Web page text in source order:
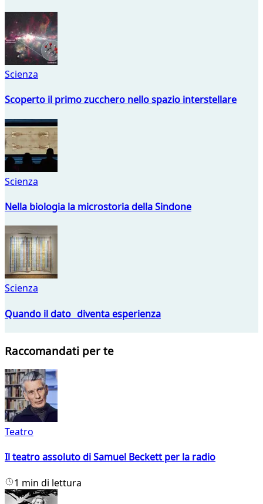
Scienza
Scoperto il primo zucchero nello spazio interstellare
Scienza
Nella biologia la microstoria della Sindone
Scienza
Quando il dato diventa esperienza
Raccomandati per te
Teatro
Il teatro assoluto di Samuel Beckett per la radio
1 min di lettura